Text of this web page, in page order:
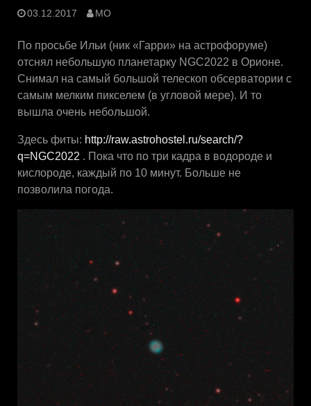
03.12.2017 MO
По просьбе Ильи (ник «Гарри» на астрофоруме)
отснял небольшую планетарку NGC2022 в Орионе.
Снимал на самый большой телескоп обсерватории с
самым мелким пикселем (в угловой мере). И то
вышла очень небольшой.
Здесь фиты: http://raw.astrohostel.ru/search/?
q=NGC2022 . Пока что по три кадра в водороде и
кислороде, каждый по 10 минут. Больше не
позволила погода.